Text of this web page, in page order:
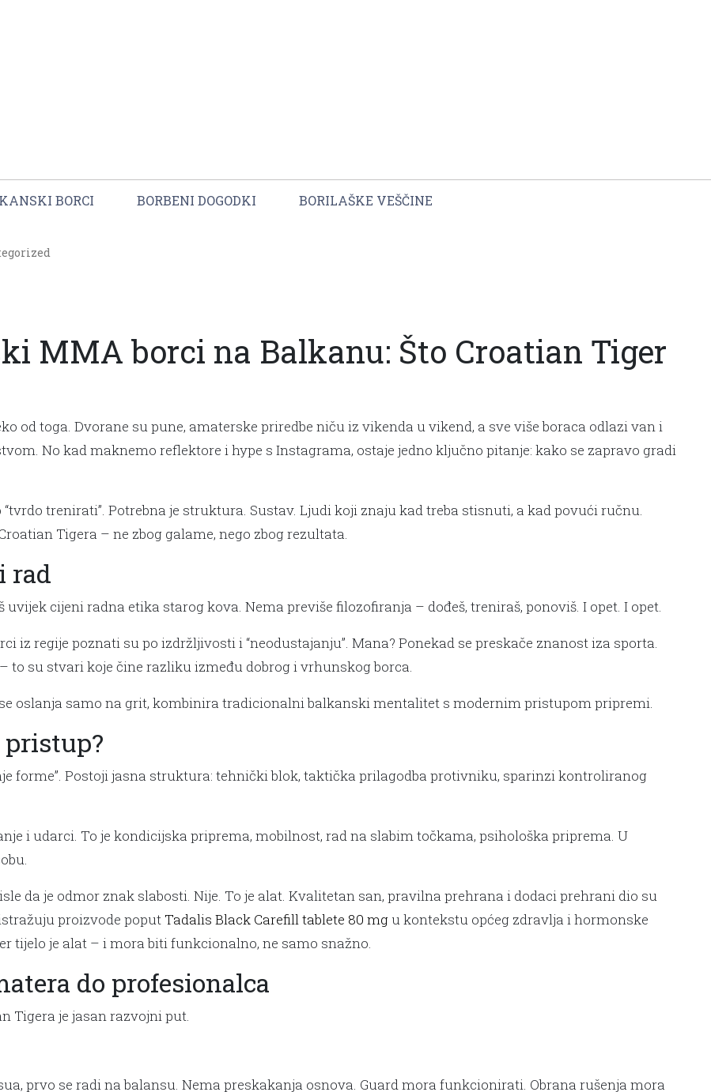
BORCI BORBENI DOGODKI BORILAŠKE VEŠČINE
MMA borci na Balkanu: Što Croatian Tiger
od toga. Dvorane su pune, amaterske priredbe niču iz vikenda u vikend, a sve više boraca odlazi van i
No kad maknemo reflektore i hype s Instagrama, ostaje jedno ključno pitanje: kako se zapravo gradi
trenirati”. Potrebna je struktura. Sustav. Ljudi koji znaju kad treba stisnuti, a kad povući ručnu.
Tigera – ne zbog galame, nego zbog rezultata.
rad
uvijek cijeni radna etika starog kova. Nema previše filozofiranja – dođeš, treniraš, ponoviš. I opet. I opet.
iz regije poznati su po izdržljivosti i “neodustajanju”. Mana? Ponekad se preskače znanost iza sporta.
to su stvari koje čine razliku između dobrog i vrhunskog borca.
oslanja samo na grit, kombinira tradicionalni balkanski mentalitet s modernim pristupom pripremi.
pristup?
forme”. Postoji jasna struktura: tehnički blok, taktička prilagodba protivniku, sparinzi kontroliranog
i udarci. To je kondicijska priprema, mobilnost, rad na slabim točkama, psihološka priprema. U
da je odmor znak slabosti. Nije. To je alat. Kvalitetan san, pravilna prehrana i dodaci prehrani dio su
proizvode poput Tadalis Black Carefill tablete 80 mg u kontekstu općeg zdravlja i hormonske
tijelo je alat – i mora biti funkcionalno, ne samo snažno.
do profesionalca
Tigera je jasan razvojni put.
prvo se radi na balansu. Nema preskakanja osnova. Guard mora funkcionirati. Obrana rušenja mora